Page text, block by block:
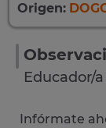
Origen:
Educador/
Infórmate